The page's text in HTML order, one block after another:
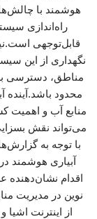
هوشمند با
راه‌اندازی
قابل‌توجهی
نگهداری از این
مناطق، دسترسی به
محدود باشد.آینده
منابع آب و اهمیت
می‌تواند نقش
آبیاری هوشمند
اقدام نشان‌دهنده
نوین در مدیریت
از اینترنت